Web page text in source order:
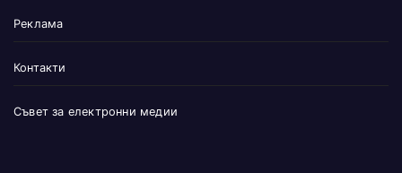
Реклама
Контакти
Съвет за електронни медии